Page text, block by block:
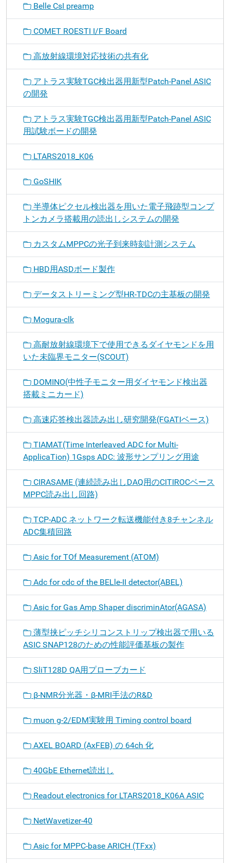
Belle CsI preamp
COMET ROESTI I/F Board
高放射線環境対応技術の共有化
アトラス実験TGC検出器用新型Patch-Panel ASIC
の開発
アトラス実験TGC検出器用新型Patch-Panel ASIC
用試験ボードの開発
LTARS2018_K06
GoSHIK
半導体ピクセル検出器を用いた電子飛跡型コンプ
トンカメラ搭載用の読出しシステムの開発
カスタムMPPCの光子到来時刻計測システム
HBD用ASDボード製作
データストリーミング型HR-TDCの主基板の開発
Mogura-clk
高耐放射線環境下で使用できるダイヤモンドを用
いた未臨界モニター(SCOUT)
DOMINO(中性子モニター用ダイヤモンド検出器
搭載ミニカード)
高速応答検出器読み出し研究開発(FGATIベース)
TIAMAT(Time Interleaved ADC for Multi-
ApplicaTion) 1Gsps ADC: 波形サンプリング用途
CIRASAME (連続読み出しDAQ用のCITIROCベース
MPPC読み出し回路)
TCP-ADC ネットワーク転送機能付き8チャンネル
ADC集積回路
Asic for TOf Measurement (ATOM)
Adc for cdc of the BELle-II detector(ABEL)
Asic for Gas Amp Shaper discriminAtor(AGASA)
薄型挟ピッチシリコンストリップ検出器で用いる
ASIC SNAP128のための性能評価基板の製作
SliT128D QA用プローブカード
β-NMR分光器・β-MRI手法のR&D
muon g-2/EDM実験用 Timing control board
AXEL BOARD (AxFEB) の 64ch 化
40GbE Ethernet読出し
Readout electronics for LTARS2018_K06A ASIC
NetWavetizer-40
Asic for MPPC-base ARICH (TFxx)